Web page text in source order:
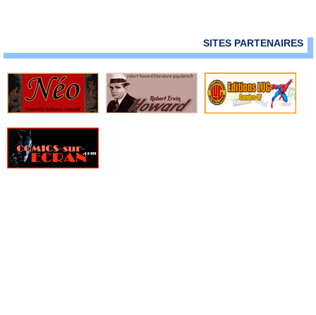
» Fathom
» Fathom - Origines
» Fell
» Fight Girls
» Filles perdues
» Fire Power
» Fondu au noir
» Fox-Boy
SITES PARTENAIRES